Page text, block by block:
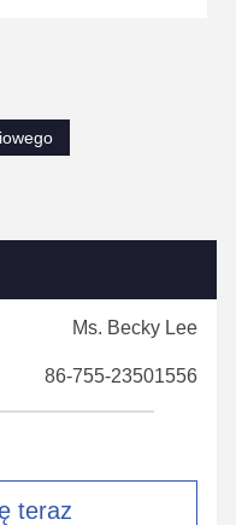
Ms. Becky Lee
86-755-23501556
teraz